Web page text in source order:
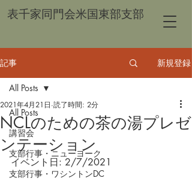
表千家同門会米国東部支部
記事 新規登録
All Posts
講習会
支部行事・ニューヨーク
支部行事・ワシントンDC
All Posts
NCLのための茶の湯プレゼ
ンテーション
2021年4月21日 読了時間: 2分
イベント日: 2/7/2021